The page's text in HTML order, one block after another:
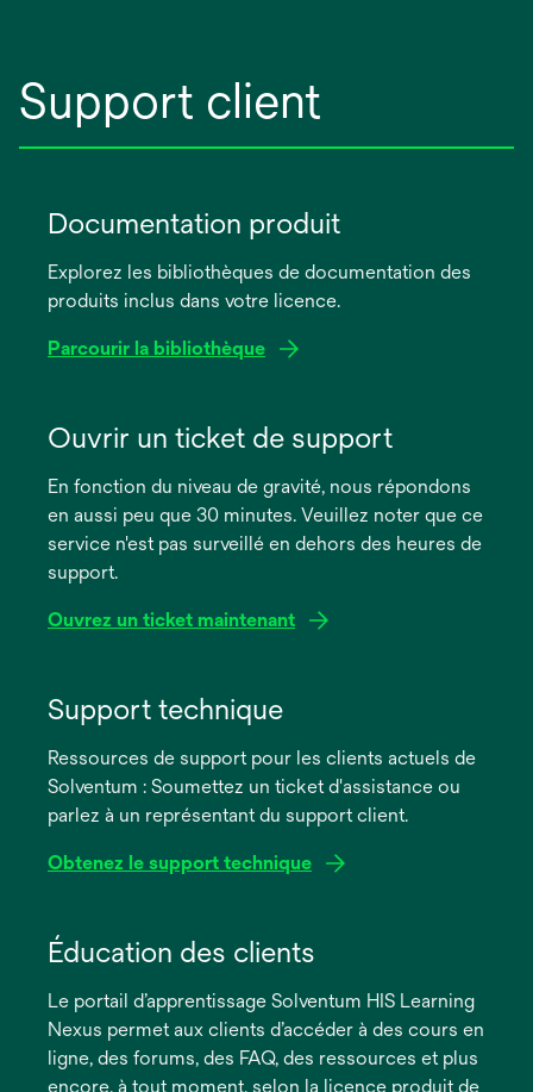
Support client
Documentation produit
Explorez les bibliothèques de documentation des
produits inclus dans votre licence.
Parcourir la bibliothèque
dans
nouvel
onglet
Ouvrir un ticket de support
En fonction du niveau de gravité, nous répondons
en aussi peu que 30 minutes. Veuillez noter que ce
service n'est pas surveillé en dehors des heures de
support.
Ouvrez un ticket maintenant
dans
nouvel
onglet
Support technique
Ressources de support pour les clients actuels de
Solventum : Soumettez un ticket d'assistance ou
parlez à un représentant du support client.
Obtenez le support technique
dans
nouvel
onglet
Éducation des clients
Le portail d’apprentissage Solventum HIS Learning
Nexus permet aux clients d’accéder à des cours en
ligne, des forums, des FAQ, des ressources et plus
encore, à tout moment, selon la licence produit de